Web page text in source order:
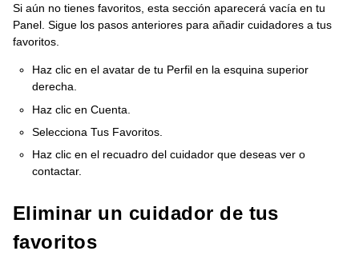
Si aún no tienes favoritos, esta sección aparecerá vacía en tu
Panel. Sigue los pasos anteriores para añadir cuidadores a tus
favoritos.
Haz clic en el avatar de tu Perfil en la esquina superior
derecha.
Haz clic en Cuenta.
Selecciona Tus Favoritos.
Haz clic en el recuadro del cuidador que deseas ver o
contactar.
Eliminar un cuidador de tus
favoritos